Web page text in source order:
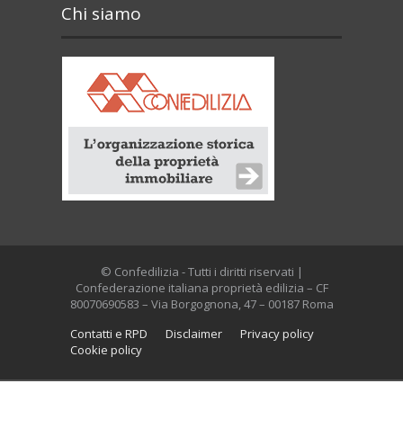
Chi siamo
© Confedilizia - Tutti i diritti riservati |
Confederazione italiana proprietà edilizia – CF
80070690583 – Via Borgognona, 47 – 00187 Roma
Contatti e RPD
Disclaimer
Privacy policy
Cookie policy